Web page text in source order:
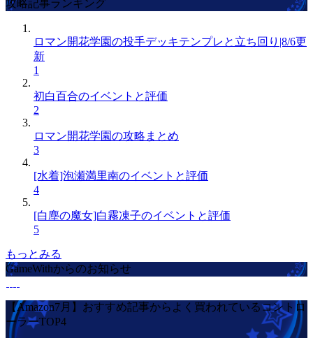
攻略記事ランキング
ロマン開花学園の投手デッキテンプレと立ち回り|8/6更
新
1
初白百合のイベントと評価
2
ロマン開花学園の攻略まとめ
3
[水着]泡瀬満里南のイベントと評価
4
[白塵の魔女]白霧凍子のイベントと評価
5
もっとみる
GameWithからのお知らせ
【Amazon7月】おすすめ記事からよく買われているコントロ
ーラーTOP4